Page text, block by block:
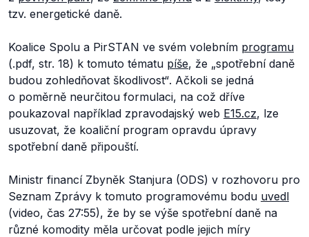
tzv. energetické daně.
Koalice Spolu a PirSTAN ve svém volebním programu
(.pdf, str. 18) k tomuto tématu píše, že „spotřební daně
budou zohledňovat škodlivost“. Ačkoli se jedná
o poměrně neurčitou formulaci, na což dříve
poukazoval například zpravodajský web E15.cz, lze
usuzovat, že koaliční program opravdu úpravy
spotřební daně připouští.
Ministr financí Zbyněk Stanjura (ODS) v rozhovoru pro
Seznam Zprávy k tomuto programovému bodu uvedl
(video, čas 27:55), že by se výše spotřební daně na
různé komodity měla určovat podle jejich míry